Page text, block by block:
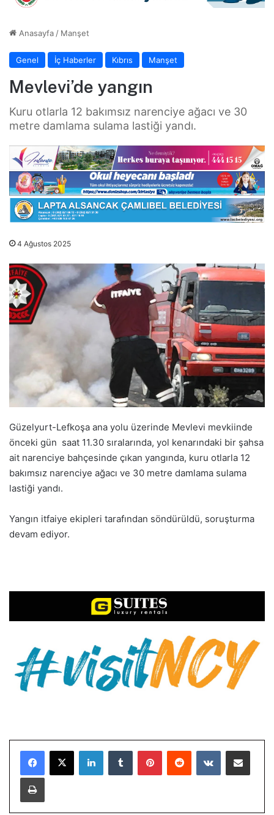
Anasayfa / Manşet
Genel İç Haberler Kıbrıs Manşet
Mevlevi’de yangın
Kuru otlarla 12 bakımsız narenciye ağacı ve 30
metre damlama sulama lastiği yandı.
4 Ağustos 2025
Güzelyurt-Lefkoşa ana yolu üzerinde Mevlevi mevkiinde
önceki gün saat 11.30 sıralarında, yol kenarındaki bir şahsa
ait narenciye bahçesinde çıkan yangında, kuru otlarla 12
bakımsız narenciye ağacı ve 30 metre damlama sulama
lastiği yandı.
Yangın itfaiye ekipleri tarafından söndürüldü, soruşturma
devam ediyor.
LinkedInTumblr PinterestReddit VKontakteE-Posta ile paylaş
Yazdır